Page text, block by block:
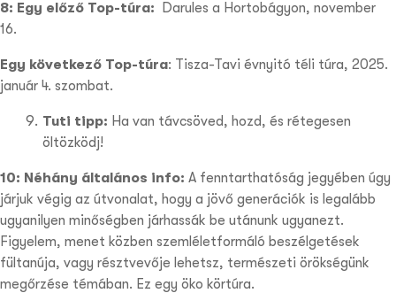
8: Egy előző Top-túra:
Darules a Hortobágyon, november
16.
Egy következő Top-túra: Tisza-Tavi évnyitó téli túra, 2025.
január 4. szombat.
Tuti tipp: Ha van távcsöved, hozd, és rétegesen
öltözködj!
10: Néhány általános info: A fenntarthatóság jegyében úgy
járjuk végig az útvonalat, hogy a jövő generációk is legalább
ugyanilyen minőségben járhassák be utánunk ugyanezt.
Figyelem, menet közben szemléletformáló beszélgetések
fültanúja, vagy résztvevője lehetsz, természeti örökségünk
megőrzése témában. Ez egy öko körtúra.